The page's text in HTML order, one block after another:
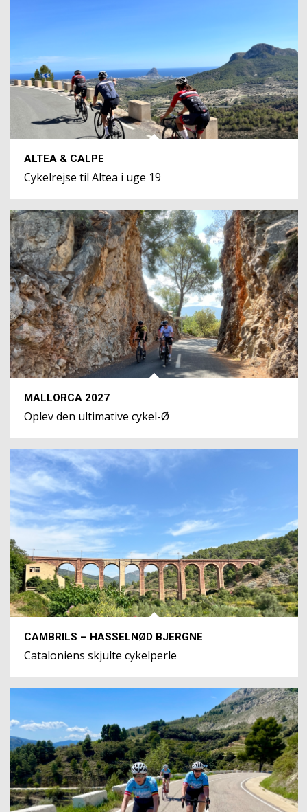
ALTEA & CALPE
Cykelrejse til Altea i uge 19
MALLORCA 2027
Oplev den ultimative cykel-Ø
CAMBRILS – HASSELNØD BJERGNE
Cataloniens skjulte cykelperle